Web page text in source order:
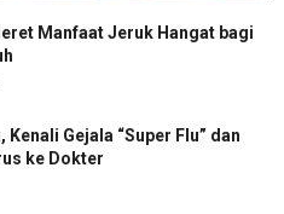
Manfaat Jeruk Hangat bagi
Kenali Gejala “Super Flu” dan
ke Dokter